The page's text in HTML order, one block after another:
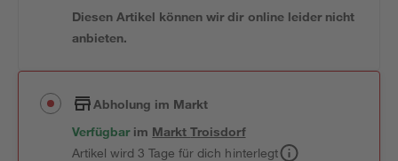
Diesen Artikel können wir dir online leider nicht
anbieten.
Abholung im Markt
Verfügbar im MarktTroisdorf
Artikel wird 3 Tage für dich hinterlegt